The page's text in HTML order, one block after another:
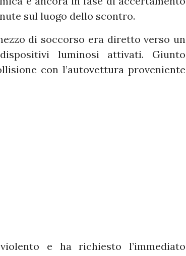
sul luogo dello scontro.
di soccorso era diretto verso un
luminosi attivati. Giunto
con l’autovettura proveniente
e ha richiesto l’immediato